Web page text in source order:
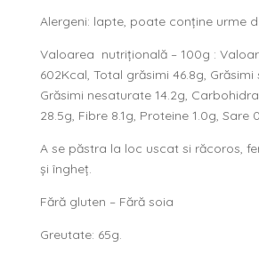
Alergeni: lapte, poate conține urme
Valoarea nutrițională – 100g :
602Kcal, Total grăsimi 46.8g,
Grăsimi nesaturate 14.2g,
28.5g, Fibre 8.1g, Proteine 1.0g, Sare
A se păstra la loc uscat si răcoros,
și îngheț.
Fără gluten – Fără soia
Greutate: 65g.